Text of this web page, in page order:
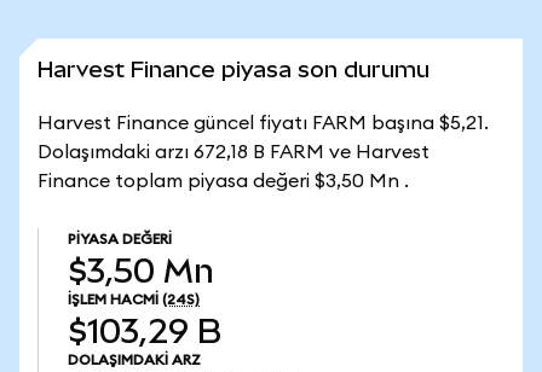
Harvest Finance piyasa son durumu
Harvest Finance güncel fiyatı FARM başına $5,21.
Dolaşımdaki arzı 672,18 B FARM ve Harvest
Finance toplam piyasa değeri $3,50 Mn .
PIYASA DEĞERI
$3,50 Mn
İŞLEM HACMI (24S)
$103,29 B
DOLAŞIMDAKI ARZ